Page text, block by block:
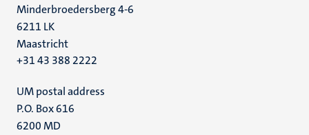
Minderbroedersberg 4-6
6211 LK
Maastricht
+31 43 388 2222
UM postal address
P.O. Box 616
6200 MD